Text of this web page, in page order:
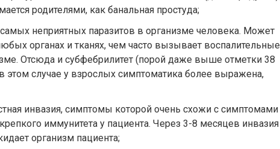
родителями, как банальная простуда;
неприятных паразитов в организме человека. Может
органах и тканях, чем часто вызывает воспалительные
Отсюда и субфебрилитет (порой даже выше отметки 38
этом случае у взрослых симптоматика более выражена,
инвазия, симптомы которой очень схожи с симптомами
иммунитета у пациента. Через 3-8 месяцев инвазия
организм пациента;